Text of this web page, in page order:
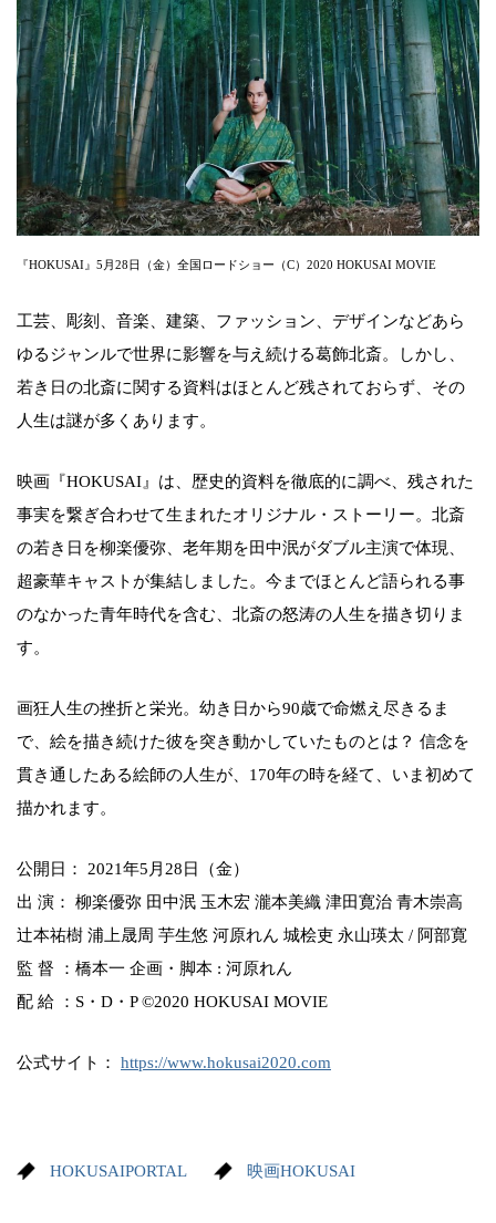
『HOKUSAI』5月28日（金）全国ロードショー（C）2020 HOKUSAI MOVIE
工芸、彫刻、音楽、建築、ファッション、デザインなどあら
ゆるジャンルで世界に影響を与え続ける葛飾北斎。しかし、
若き日の北斎に関する資料はほとんど残されておらず、その
人生は謎が多くあります。
映画『HOKUSAI』は、歴史的資料を徹底的に調べ、残された
事実を繋ぎ合わせて生まれたオリジナル・ストーリー。北斎
の若き日を柳楽優弥、老年期を田中泯がダブル主演で体現、
超豪華キャストが集結しました。今までほとんど語られる事
のなかった青年時代を含む、北斎の怒涛の人生を描き切りま
す。
画狂人生の挫折と栄光。幼き日から90歳で命燃え尽きるま
で、絵を描き続けた彼を突き動かしていたものとは？ 信念を
貫き通したある絵師の人生が、170年の時を経て、いま初めて
描かれます。
公開日： 2021年5月28日（金）
出 演： 柳楽優弥 田中泯 玉木宏 瀧本美織 津田寛治 青木崇高
辻本祐樹 浦上晟周 芋生悠 河原れん 城桧吏 永山瑛太 / 阿部寛
監 督 ：橋本一 企画・脚本 : 河原れん
配 給 ：S・D・P ©2020 HOKUSAI MOVIE
公式サイト： https://www.hokusai2020.com
HOKUSAIPORTAL 映画HOKUSAI